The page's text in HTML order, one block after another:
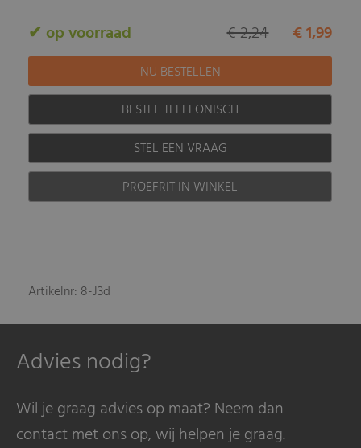
✔ op voorraad € 1,99
€ 2,24
BESTEL TELEFONISCH
STEL EEN VRAAG
PROEFRIT IN WINKEL
Artikelnr: 8-J3d
Advies nodig?
Wil je graag advies op maat? Neem dan
contact met ons op, wij helpen je graag.